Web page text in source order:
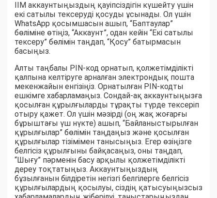
ІІМ аккаунтыңыздың қауіпсіздігін күшейту үшін
екі сатылы тексеруді қосуды ұсынады. Ол үшін
WhatsApp қосымшасын ашып, “Баптаулар”
бөліміне өтіңіз, “Аккаунт”, одан кейін “Екі сатылы
тексеру” бөлімін таңдап, “Қосу” батырмасын
басыңыз.
Алты таңбалы PIN-код орнатып, қолжетімділікті
қалпына келтіруге арналған электрондық пошта
мекенжайын енгізіңіз. Орнатылған PIN-кодты
ешкімге хабарламаңыз. Сондай-ақ аккаунтыңызға
қосылған құрылғыларды тұрақты түрде тексеріп
отыру қажет. Ол үшін мәзірді (оң жақ жоғарғы
бұрыштағы үш нүкте) ашып, “Байланыстырылған
құрылғылар” бөлімін таңдаңыз және қосылған
құрылғылар тізімімен танысыңыз. Егер өзіңізге
белгісіз құрылғыны байқасаңыз, оны таңдап,
“Шығу” пәрменін басу арқылы қолжетімділікті
дереу тоқтатыңыз. Аккаунтыңыздың
бұзылғанын білдіретін негізгі белгілерге белгісіз
құрылғылардың қосылуы, сіздің қатысуыңызсыз